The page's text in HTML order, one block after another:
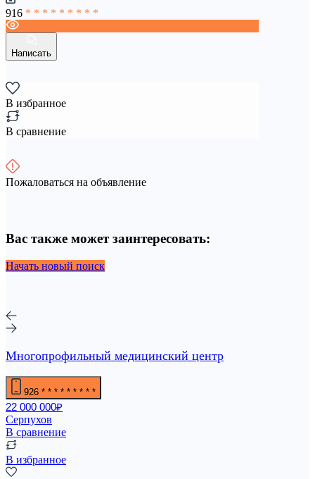
916 * * * * * * * * *
Написать
В избранное
В сравнение
Пожаловаться на объявление
Вас также может заинтересовать:
Начать новый поиск
Многопрофильный медицинский центр
926 * * * * * * * * *
22 000 000₽
Серпухов
В сравнение
В избранное